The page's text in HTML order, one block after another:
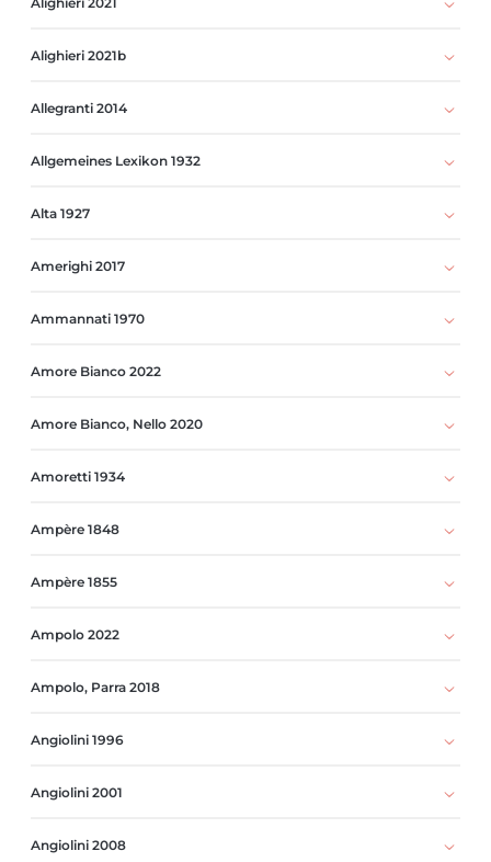
Alighieri 2021b
Allegranti 2014
Allgemeines Lexikon 1932
Alta 1927
Amerighi 2017
Ammannati 1970
Amore Bianco 2022
Amore Bianco, Nello 2020
Amoretti 1934
Ampère 1848
Ampère 1855
Ampolo 2022
Ampolo, Parra 2018
Angiolini 1996
Angiolini 2001
Angiolini 2008